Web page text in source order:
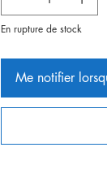
En rupture de stock
Me notifier